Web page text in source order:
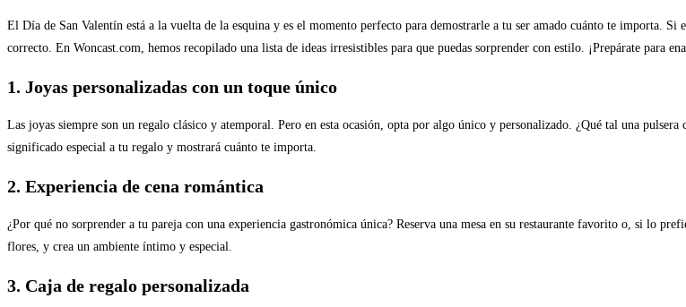
El Día de San Valentín está a la vuelta de la esquina y es el momento perfecto para demostrarle a tu ser amado cuánto te importa.
correcto. En Woncast.com, hemos recopilado una lista de ideas irresistibles para que puedas sorprender con estilo. ¡Prepárate para
1. Joyas personalizadas con un toque único
Las joyas siempre son un regalo clásico y atemporal. Pero en esta ocasión, opta por algo único y personalizado. ¿Qué tal una
significado especial a tu regalo y mostrará cuánto te importa.
2. Experiencia de cena romántica
¿Por qué no sorprender a tu pareja con una experiencia gastronómica única? Reserva una mesa en su restaurante favorito o, si lo
flores, y crea un ambiente íntimo y especial.
3. Caja de regalo personalizada